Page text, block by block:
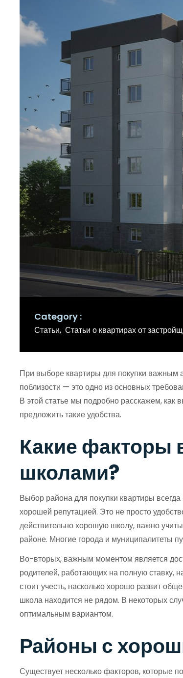
Category
Статьи Статьи о квартирах от
При выборе квартиры для покупки важным
поблизости — это одно из основных
В этой статье мы подробно расскажем,
предложить такие удобства.
Какие факторы
школами?
Выбор района для покупки квартиры
хорошей репутацией. Это не просто
действительно хорошую школу, важно
районе. Многие города и муниципалитеты
Во-вторых, важным моментом является
родителей, работающих на полную ставку,
стоит учесть, насколько хорошо развит
школа находится не рядом. В некоторых
оптимальным вариантом.
Районы с
Существует несколько факторов, которые